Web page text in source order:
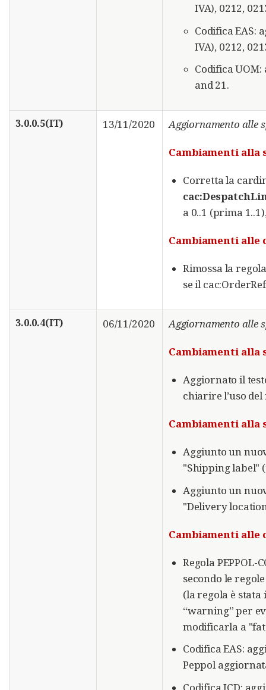
IVA), 0212,
Codifica EAS:
IVA), 0212,
Codifica
and 21.
3.0.0.5(IT) 13/11/2020 Aggiornamento alle
Cambiamenti alla
Corretta la
a 0..1 (prima
Cambiamenti alle
Rimossa la
se il
3.0.0.4(IT) 06/11/2020 Aggiornamento alle
Cambiamenti alla
Aggiornato il
chiarire l’uso
Cambiamenti alla
Aggiunto un
"Shipping label"
Aggiunto un
"Delivery
Cambiamenti alle
Regola
secondo le
(la regola è
“warning” per
modificarla a
Codifica EAS:
Peppol
Codifica ICD: